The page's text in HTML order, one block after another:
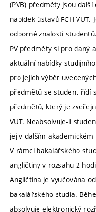
(PVB) předměty jsou
nabídek ústavů FCH
odborné znalosti studentů.
PV předměty si pro daný
aktuální nabídky
pro jejich výběr
předmětů se student řídí
předmětů, který je
VUT. Neabsolvuje-li
jej v dalším akademickém
V rámci bakalářského
angličtiny v rozsahu 2
Angličtina je vyučována
bakalářského studia.
absolvuje elektronický